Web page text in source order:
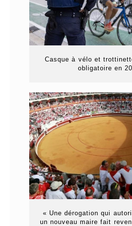
Casque à vélo et
obligatoire en
« Une dérogation qui
un nouveau maire fait